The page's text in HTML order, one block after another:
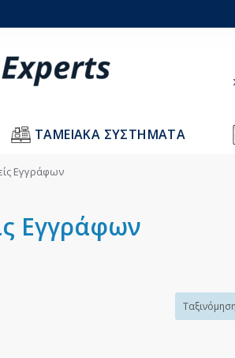
ΤΑΜΕΙΑΚΑ ΣΥΣΤΗΜΑΤΑ
Εγγράφων
Εγγράφων